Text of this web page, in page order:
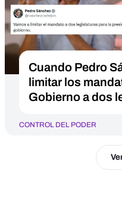
Cuando Pedro
limitar los
Gobierno a dos
CONTROL DEL PODER